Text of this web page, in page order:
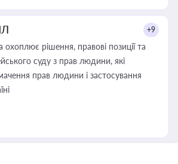
+9
охоплює рішення, правові позиції та
суду з прав людини, які
прав людини і застосування